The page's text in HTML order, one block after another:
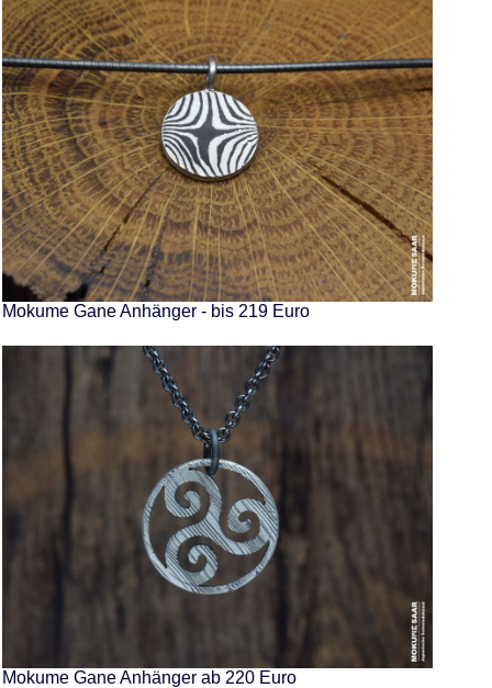
Mokume Gane Anhänger - bis 219 Euro
Mokume Gane Anhänger ab 220 Euro